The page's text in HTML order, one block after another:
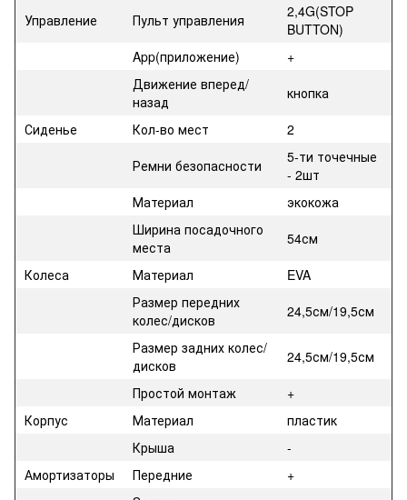
Управление
Пульт управления
2,4G(STOP
BUTTON)
App(приложение)
+
Движение вперед/
назад
кнопка
Сиденье
Кол-во мест
2
Ремни безопасности
5-ти точечные
- 2шт
Материал
экокожа
Ширина посадочного
места
54см
Колеса
Материал
EVA
Размер передних
колес/дисков
24,5см/19,5см
Размер задних колес/
дисков
24,5см/19,5см
Простой монтаж
+
Корпус
Материал
пластик
Крыша
-
Амортизаторы
Передние
+